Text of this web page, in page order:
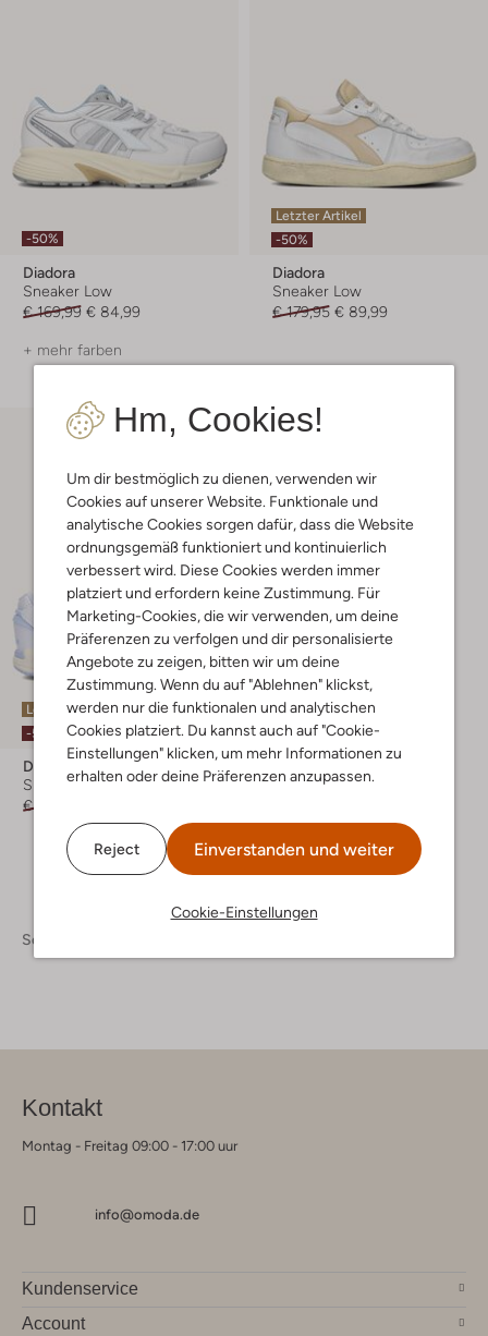
Hm, Cookies!
Um dir bestmöglich zu dienen, verwenden wir
Cookies auf unserer Website. Funktionale und
analytische Cookies sorgen dafür, dass die Website
ordnungsgemäß funktioniert und kontinuierlich
verbessert wird. Diese Cookies werden immer
platziert und erfordern keine Zustimmung. Für
Marketing-Cookies, die wir verwenden, um deine
Präferenzen zu verfolgen und dir personalisierte
Angebote zu zeigen, bitten wir um deine
Zustimmung. Wenn du auf "Ablehnen" klickst,
werden nur die funktionalen und analytischen
Cookies platziert. Du kannst auch auf "Cookie-
Einstellungen" klicken, um mehr Informationen zu
erhalten oder deine Präferenzen anzupassen.
Reject Einverstanden und weiter
Cookie-Einstellungen
-50%
Diadora
Sneaker Low
€ 169,99 € 84,99
+ mehr farben
Letzter Artikel
-50%
Diadora
Sneaker Low
€ 179,95 € 89,99
Letzter Artikel
-50%
Diadora
Sneaker Low
€ 94,95
Schuhe
Kontakt
Montag - Freitag 09:00 - 17:00 uur
info@omoda.de
Kundenservice
Account